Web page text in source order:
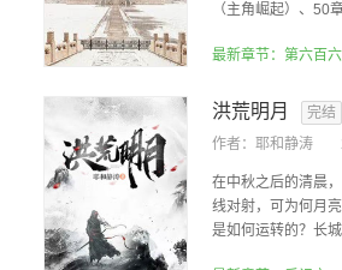
（主角崛起）、50
洪荒明月
完结
作者： 耶和静涛
在中秋之后的清晨
线对射，可为何月
是如何运转的？长